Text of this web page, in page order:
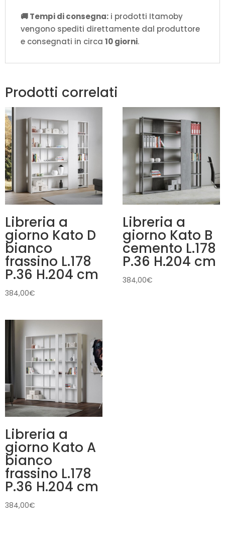
🚚 Tempi di consegna: i prodotti Itamoby
vengono spediti direttamente dal produttore
e consegnati in circa 10 giorni.
Prodotti correlati
Libreria a
giorno Kato D
bianco
frassino L.178
P.36 H.204 cm
384,00€
Libreria a
giorno Kato B
cemento L.178
P.36 H.204 cm
384,00€
Libreria a
giorno Kato A
bianco
frassino L.178
P.36 H.204 cm
384,00€